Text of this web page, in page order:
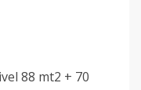
88 mt2 + 70